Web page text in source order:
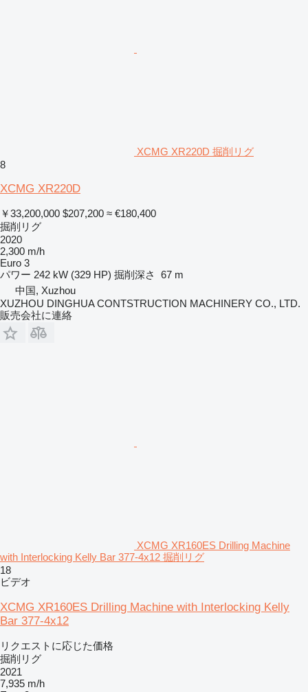
XCMG XR220D 掘削リグ
8
XCMG XR220D
￥33,200,000 $207,200 ≈ €180,400
掘削リグ
2020
2,300 m/h
Euro 3
パワー 242 kW (329 HP) 掘削深さ
67 m
中国, Xuzhou
XUZHOU DINGHUA CONTSTRUCTION MACHINERY CO., LTD.
販売会社に連絡
XCMG XR160ES Drilling Machine
with Interlocking Kelly Bar 377-4x12 掘削リグ
18
ビデオ
XCMG XR160ES Drilling Machine with Interlocking Kelly
Bar 377-4x12
リクエストに応じた価格
掘削リグ
2021
7,935 m/h